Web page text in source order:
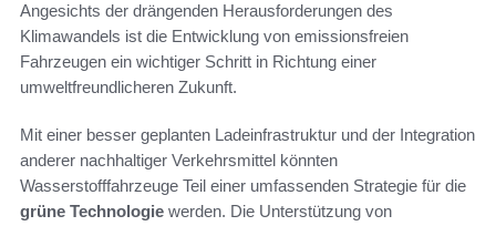
Angesichts der drängenden Herausforderungen des
Klimawandels ist die Entwicklung von emissionsfreien
Fahrzeugen ein wichtiger Schritt in Richtung einer
umweltfreundlicheren Zukunft.
Mit einer besser geplanten Ladeinfrastruktur und der Integration
anderer nachhaltiger Verkehrsmittel könnten
Wasserstofffahrzeuge Teil einer umfassenden Strategie für die
grüne Technologie werden. Die Unterstützung von